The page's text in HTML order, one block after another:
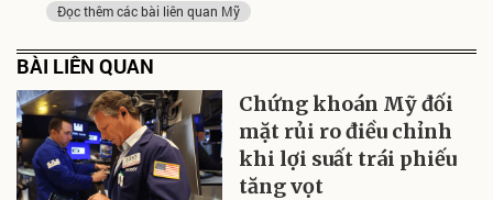
Đọc thêm các bài liên quan Mỹ
BÀI LIÊN QUAN
Chứng khoán Mỹ đối
mặt rủi ro điều chỉnh
khi lợi suất trái phiếu
tăng vọt